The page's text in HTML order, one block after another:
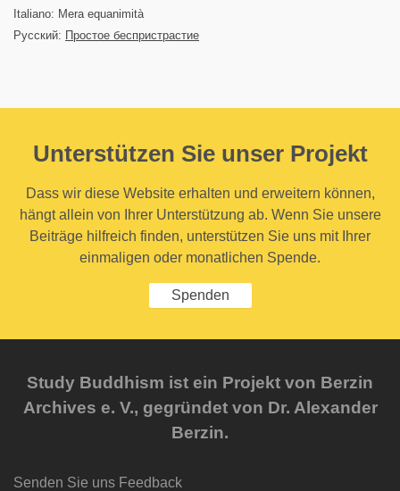
Italiano: Mera equanimità
Русский: Простое беспристрастие
Unterstützen Sie unser Projekt
Dass wir diese Website erhalten und erweitern können,
hängt allein von Ihrer Unterstützung ab. Wenn Sie unsere
Beiträge hilfreich finden, unterstützen Sie uns mit Ihrer
einmaligen oder monatlichen Spende.
Spenden
Study Buddhism ist ein Projekt von Berzin
Archives e. V., gegründet von Dr. Alexander
Berzin.
Senden Sie uns Feedback